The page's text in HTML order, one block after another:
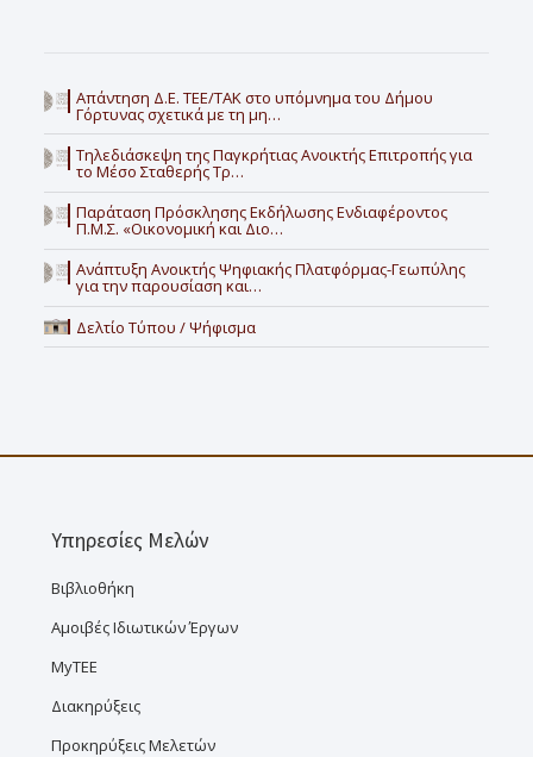
Απάντηση Δ.Ε. ΤΕΕ/ΤΑΚ στο υπόμνημα του Δήμου
Γόρτυνας σχετικά με τη μη…
Τηλεδιάσκεψη της Παγκρήτιας Ανοικτής Επιτροπής για
το Μέσο Σταθερής Τρ…
Παράταση Πρόσκλησης Εκδήλωσης Ενδιαφέροντος
Π.Μ.Σ. «Οικονομική και Διο…
Ανάπτυξη Ανοικτής Ψηφιακής Πλατφόρμας-Γεωπύλης
για την παρουσίαση και…
Δελτίο Τύπου / Ψήφισμα
Υπηρεσίες Μελών
Βιβλιοθήκη
Αμοιβές Ιδιωτικών Έργων
MyTEE
Διακηρύξεις
Προκηρύξεις Μελετών